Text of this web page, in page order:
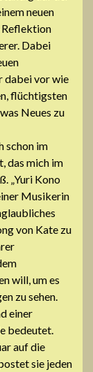
neuen
Reflektion
Dabei
dabei vor wie
flüchtigsten
Neues zu
schon im
das mich im
„Yuri Kono
Musikerin
von Kate zu
will, um es
zu sehen.
einer
bedeutet.
auf die
sie jeden